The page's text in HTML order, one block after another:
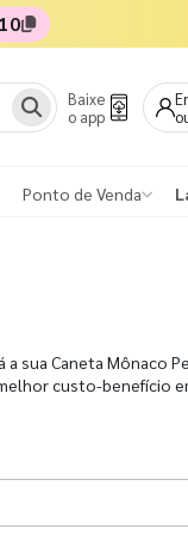
Baixe
o app
Ponto de Venda
sua Caneta Mônaco
custo-benefício